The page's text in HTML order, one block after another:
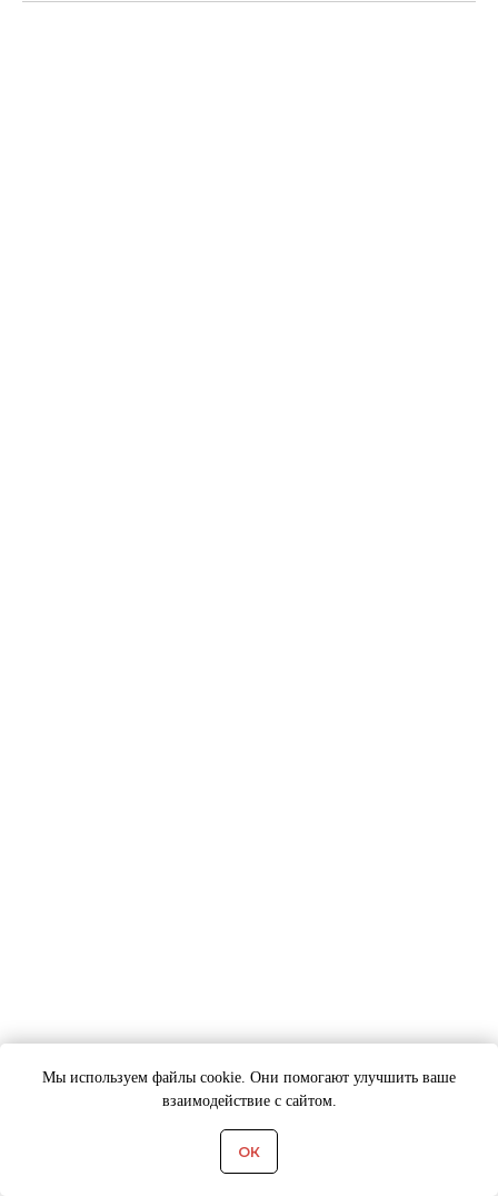
Мы используем файлы cookie. Они помогают улучшить ваше
взаимодействие с сайтом.
ОК